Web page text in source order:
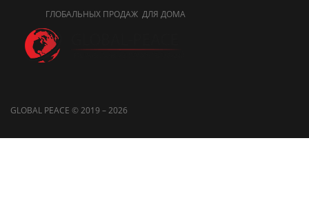
ГЛОБАЛЬНЫХ ПРОДАЖ ДЛЯ ДОМА
GLOBAL PEACE © 2019 – 2026